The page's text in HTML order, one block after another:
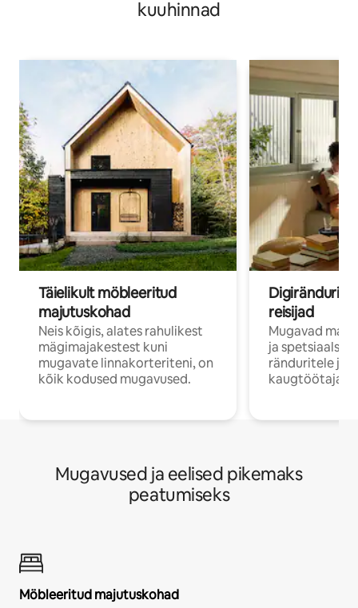
kuuhinnad
Täielikult möbleeritud
majutuskohad
Neis kõigis, alates rahulikest
mägimajakestest kuni
mugavate linnakorteriteni, on
kõik kodused mugavused.
Digirändurid
reisijad
Mugavad
ja spetsiaalse
ränduritele ja
Mugavused ja eelised pikemaks
peatumiseks
Möbleeritud majutuskohad